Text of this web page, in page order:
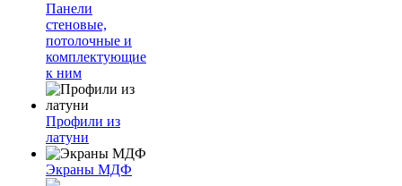
Панели
стеновые,
потолочные и
комплектующие
к ним
Профили из
латуни
Экраны МДФ